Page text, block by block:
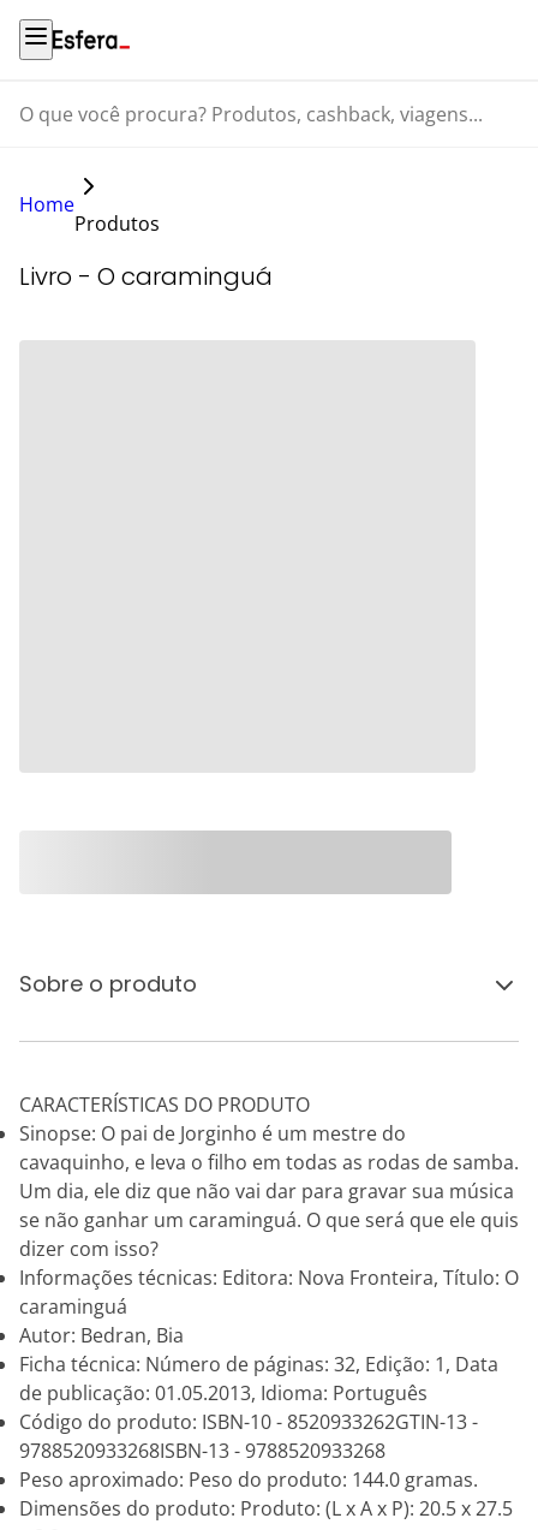
O que você procura? Produtos, cashback, viagens...
Home
Produtos
Livro - O caraminguá
Sobre o produto
CARACTERÍSTICAS DO PRODUTO
Sinopse: O pai de Jorginho é um mestre do
cavaquinho, e leva o filho em todas as rodas de samba.
Um dia, ele diz que não vai dar para gravar sua música
se não ganhar um caraminguá. O que será que ele quis
dizer com isso?
Informações técnicas: Editora: Nova Fronteira, Título: O
caraminguá
Autor: Bedran, Bia
Ficha técnica: Número de páginas: 32, Edição: 1, Data
de publicação: 01.05.2013, Idioma: Português
Código do produto: ISBN-10 - 8520933262GTIN-13 -
9788520933268ISBN-13 - 9788520933268
Peso aproximado: Peso do produto: 144.0 gramas.
Dimensões do produto: Produto: (L x A x P): 20.5 x 27.5